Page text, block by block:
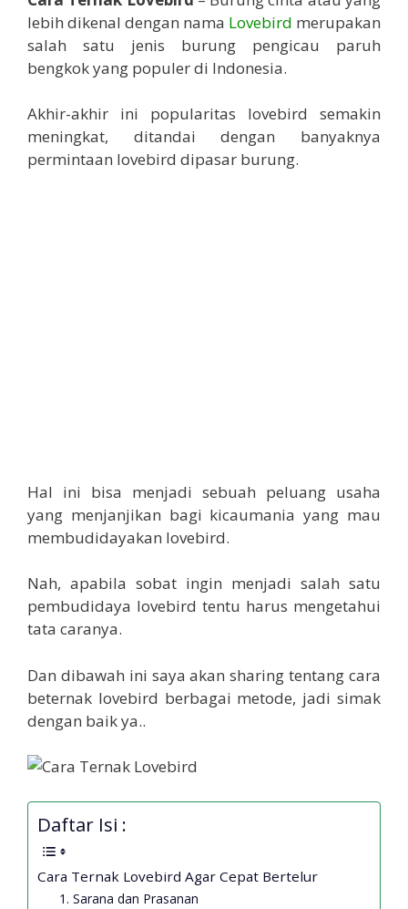
lebih dikenal dengan nama Lovebird merupakan
salah satu jenis burung pengicau paruh
bengkok yang populer di Indonesia.
Akhir-akhir ini popularitas lovebird semakin
meningkat, ditandai dengan banyaknya
permintaan lovebird dipasar burung.
Hal ini bisa menjadi sebuah peluang usaha
yang menjanjikan bagi kicaumania yang mau
membudidayakan lovebird.
Nah, apabila sobat ingin menjadi salah satu
pembudidaya lovebird tentu harus mengetahui
tata caranya.
Dan dibawah ini saya akan sharing tentang cara
beternak lovebird berbagai metode, jadi simak
dengan baik ya..
Daftar Isi :
Cara Ternak Lovebird Agar Cepat Bertelur
1. Sarana dan Prasanan